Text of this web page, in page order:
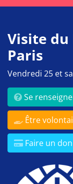
Visite du
Paris
Vendredi 25 et
Se
Être
Faire un don